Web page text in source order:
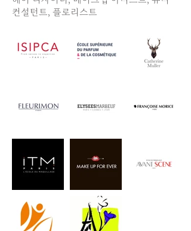
컨설턴트, 플로리스트